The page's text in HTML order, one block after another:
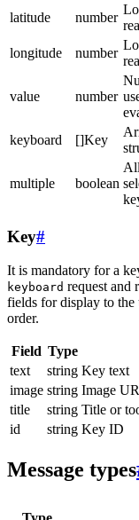
latitude
number
longitude
number
value number
keyboard []Key
multiple boolean
Key#
It is mandatory for a
keyboard request and
fields for display to the
order.
Field Type
text
string Key text
image string Image
title
string Title or
id
string Key ID
Message types